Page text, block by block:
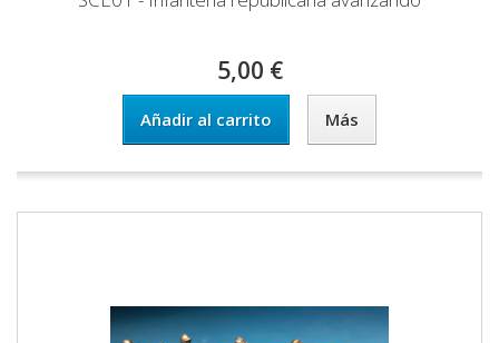
5,00 €
Añadir al carrito Más